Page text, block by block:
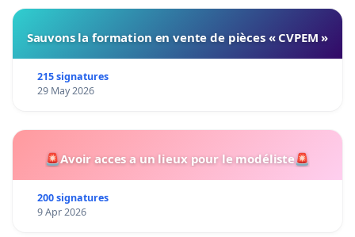
Sauvons la formation en vente de pièces « CVPEM »
215 signatures
29 May 2026
🚨Avoir acces a un lieux pour le modéliste🚨
200 signatures
9 Apr 2026